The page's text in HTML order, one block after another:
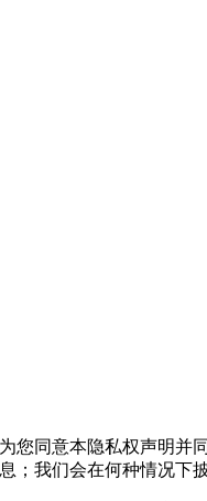
您同意本隐私权声明并
我们会在何种情况下